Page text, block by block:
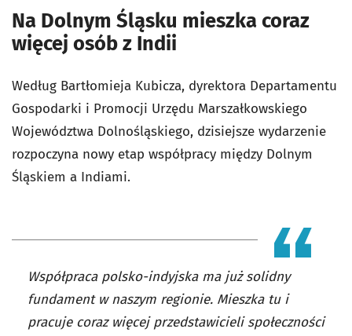
Na Dolnym Śląsku mieszka coraz
więcej osób z Indii
Według Bartłomieja Kubicza, dyrektora Departamentu
Gospodarki i Promocji Urzędu Marszałkowskiego
Województwa Dolnośląskiego, dzisiejsze wydarzenie
rozpoczyna nowy etap współpracy między Dolnym
Śląskiem a Indiami.
Współpraca polsko-indyjska ma już solidny
fundament w naszym regionie. Mieszka tu i
pracuje coraz więcej przedstawicieli społeczności